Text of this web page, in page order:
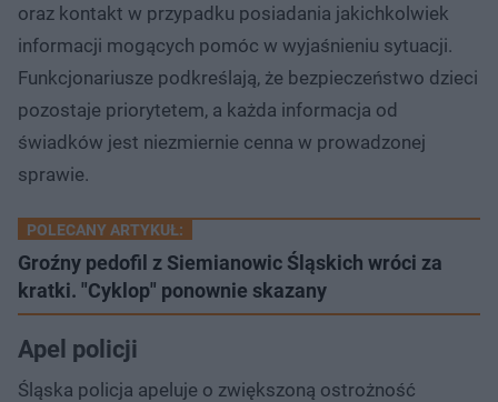
oraz kontakt w przypadku posiadania jakichkolwiek
informacji mogących pomóc w wyjaśnieniu sytuacji.
Funkcjonariusze podkreślają, że bezpieczeństwo dzieci
pozostaje priorytetem, a każda informacja od
świadków jest niezmiernie cenna w prowadzonej
sprawie.
POLECANY ARTYKUŁ:
Groźny pedofil z Siemianowic Śląskich wróci za
kratki. "Cyklop" ponownie skazany
Apel policji
Śląska policja apeluje o zwiększoną ostrożność